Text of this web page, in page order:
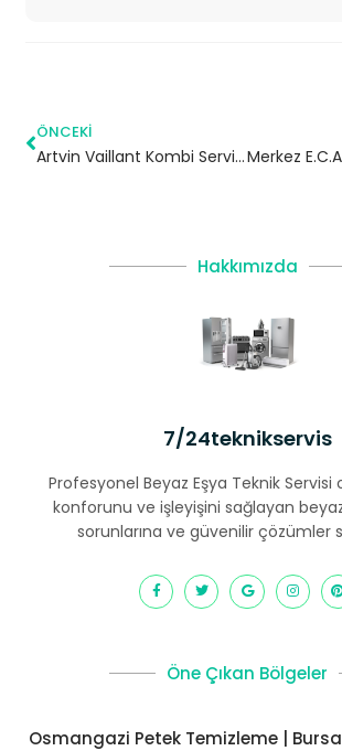
ÖNCEKI
Artvin Vaillant Kombi Servisi – Yetkili Teknik Servis
Hakkımızda
7/24teknikservis
Profesyonel Beyaz Eşya Teknik Servisi
konforunu ve işleyişini sağlayan beyaz
sorunlarına ve güvenilir çözümler
Öne Çıkan Bölgeler
Osmangazi Petek Temizleme | Bursa